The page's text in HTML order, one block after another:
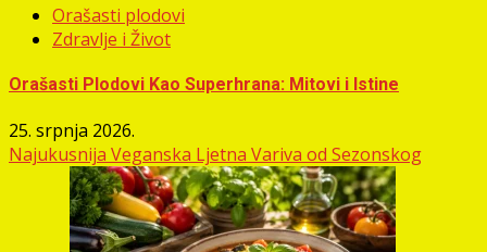
Orašasti plodovi
Zdravlje i Život
Orašasti Plodovi Kao Superhrana: Mitovi i Istine
25. srpnja 2026.
Najukusnija Veganska Ljetna Variva od Sezonskog